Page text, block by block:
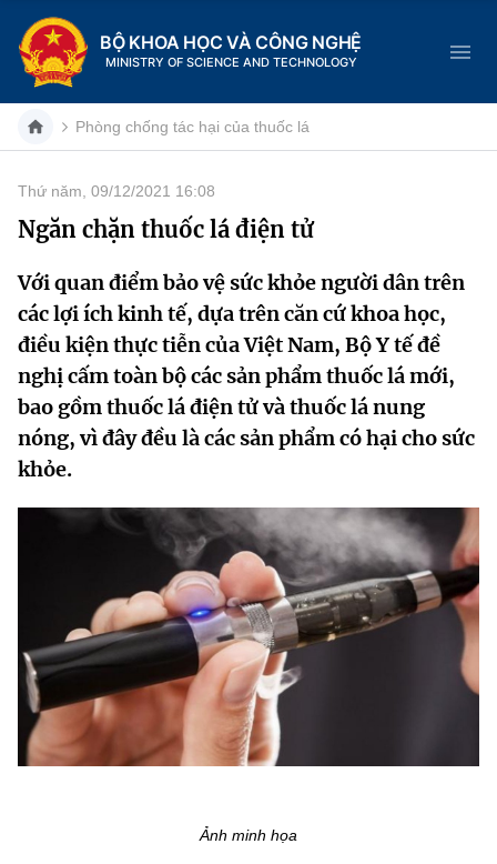
BỘ KHOA HỌC VÀ CÔNG NGHỆ
MINISTRY OF SCIENCE AND TECHNOLOGY
Danh mục
Giới thiệu
Chức năng nhiệm vụ
Cơ cấu tổ chức
Lịch sử phát triển
Sở Khoa học và Công nghệ
Tin tức sự kiện
Khoa học và Công nghệ
Đổi mới sáng tạo
Chuyển đổi số
Bưu chính, Viễn thông
Sở hữu trí tuệ
Tiêu chuẩn, đo lường, chất lượng
Năng lượng nguyên tử
Dịch vụ công
Hệ thống văn bản
Văn bản QPPL
Văn bản chỉ đạo điều hành
Lấy ý kiến người dân về dự thảo VBQPPL
MST IOFFICE
Khoa học và Công nghệ
Đổi mới sáng tạo
Chuyển đổi số
Multimedia
THƯ ĐIỆN TỬ
Khác
Videos
Phòng chống tác hại của thuốc lá
Thứ năm, 09/12/2021 16:08
Ngăn chặn thuốc lá điện tử
Với quan điểm bảo vệ sức khỏe người dân trên
các lợi ích kinh tế, dựa trên căn cứ khoa học,
điều kiện thực tiễn của Việt Nam, Bộ Y tế đề
nghị cấm toàn bộ các sản phẩm thuốc lá mới,
bao gồm thuốc lá điện tử và thuốc lá nung
nóng, vì đây đều là các sản phẩm có hại cho sức
khỏe.
Ảnh minh họa